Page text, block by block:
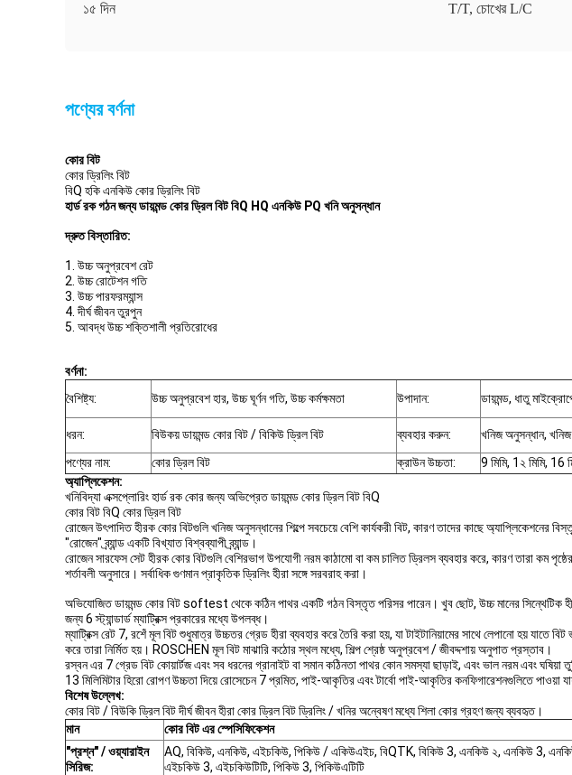
১৫ দিন T/T, চোখের L/C
পণ্যের বর্ণনা
কোর বিট
কোর ড্রিলিং বিট
বিQ হকি এনকিউ কোর ড্রিলিং বিট
হার্ড রক গঠন জন্য ডায়মন্ড কোর ড্রিল বিট বিQ HQ এনকিউ PQ খনি অনুসন্ধান
দ্রুত বিস্তারিত:
1. উচ্চ অনুপ্রবেশ রেট
2. উচ্চ রোটেশন গতি
3. উচ্চ পারফরম্যান্স
4. দীর্ঘ জীবন তুরপুন
5. আবদ্ধ উচ্চ শক্তিশালী প্রতিরোধের
বর্ণনা:
বৈশিষ্ট্য:
উচ্চ অনুপ্রবেশ হার, উচ্চ ঘূর্ণন গতি, উচ্চ কর্মক্ষমতা উপাদান: ডায়মন্ড, ধাতু
ধরন: বিউকয় ডায়মন্ড কোর বিট / বিকিউ ড্রিল বিট ব্যবহার করুন:
খনিজ অনুসন্ধান,
পণ্যের নাম:
কোর ড্রিল বিট ক্রাউন উচ্চতা:
9 মিমি, 1২ মিমি, 16
অ্যাপ্লিকেশন:
খনিবিদ্যা এক্সপ্লোরিং হার্ড রক কোর জন্য অভিপ্রেত ডায়মন্ড কোর ড্রিল বিট বিQ
কোর বিট বিQ কোর ড্রিল বিট
রোজেন উৎপাদিত হীরক কোর বিটগুলি খনিজ অনুসন্ধানের শিল্পে সবচেয়ে বেশি কার্যকরী বিট, কারণ তাদের কাছে অ্যাপ্লিকেশনের
"রোজেন" ব্র্যান্ড একটি বিখ্যাত বিশ্বব্যাপী ব্র্যান্ড।
রোজেন সারফেস সেট হীরক কোর বিটগুলি বেশিরভাগ উপযোগী নরম কাঠামো বা কম চালিত ড্রিলস ব্যবহার করে, কারণ তারা কম
শর্তাবলী অনুসারে। সর্বাধিক গুণমান প্রাকৃতিক ড্রিলিং হীরা সঙ্গে সরবরাহ করা।
অভিযোজিত ডায়মন্ড কোর বিট softest থেকে কঠিন পাথর একটি গঠন বিস্তৃত পরিসর পারেন। খুব ছোট, উচ্চ মানের সিন্থেটিক
জন্য 6 স্ট্যান্ডার্ড ম্যাট্রিক্স প্রকারের মধ্যে উপলব্ধ।
ম্যাট্রিক্স রেট 7, রশেঁ মূল বিট শুধুমাত্র উচ্চতর গ্রেড হীরা ব্যবহার করে তৈরি করা হয়, যা টাইটানিয়ামের সাথে লেপানো হয়
করে তারা নির্মিত হয়। ROSCHEN মূল বিট মাঝারি কঠোর স্থল মধ্যে, শিল্প শ্রেষ্ঠ অনুপ্রবেশ / জীবদ্দশায় অনুপাত প্রস্তাব।
রস্বন এর 7 গ্রেড বিট কোয়ার্টজ এবং সব ধরনের গ্রানাইট বা সমান কঠিনতা পাথর কোন সমস্যা ছাড়াই, এবং ভাল নরম এবং
13 মিলিমিটার হিরো রোপণ উচ্চতা দিয়ে রোসেচেন 7 প্রমিত, পাই-আকৃতির এবং টার্বো পাই-আকৃতির কনফিগারেশনগুলিতে
বিশেষ উল্লেখ:
কোর বিট / বিউকি ড্রিল বিট দীর্ঘ জীবন হীরা কোর ড্রিল বিট ড্রিলিং / খনির অন্বেষণ মধ্যে শিলা কোর গ্রহণ জন্য ব্যবহৃত।
মান
কোর বিট এর স্পেসিফিকেশন
"প্রশ্ন" / ওয়্যারাইন
সিরিজ:
AQ, বিকিউ, এনকিউ, এইচকিউ, পিকিউ / একিউএইচ, বিQTK, বিকিউ 3, এনকিউ ২, এনকিউ 3,
এইচকিউ 3, এইচকিউটিটি, পিকিউ 3, পিকিউএটিটি